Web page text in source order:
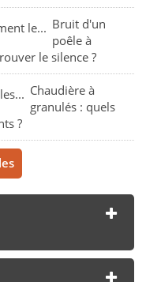
Bruit d'un
poêle à
le silence ?
Chaudière à
granulés : quels
?